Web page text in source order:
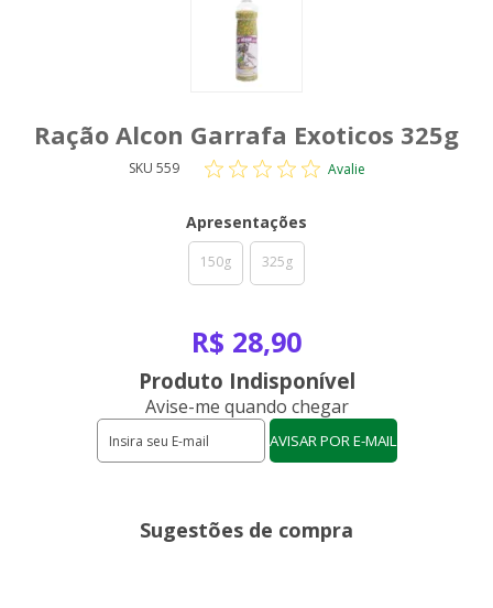
Ração Alcon Garrafa Exoticos 325g
SKU 559 Avalie
Apresentações
150g 325g
R$ 28,90
Produto Indisponível
Avise-me quando chegar
Sugestões de compra